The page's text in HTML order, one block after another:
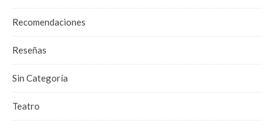
Recomendaciones
Reseñas
Sin Categoría
Teatro